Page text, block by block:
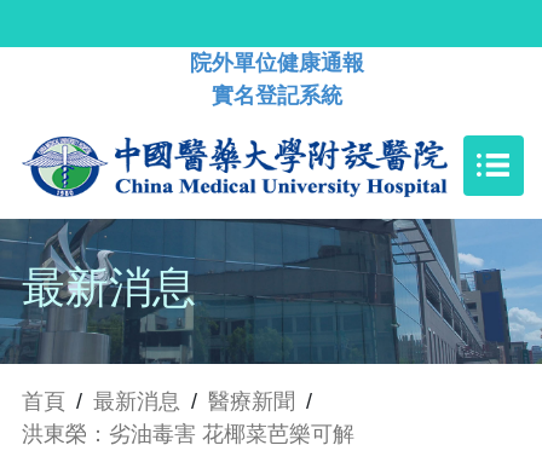
院外單位健康通報
實名登記系統
最新消息
首頁 / 最新消息 / 醫療新聞 /
洪東榮：劣油毒害 花椰菜芭樂可解